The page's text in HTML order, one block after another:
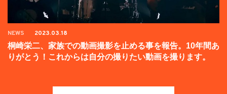
NEWS 2023.03.18
桐崎栄二、家族での動画撮影を止める事を報告。10年間あ
りがとう！これからは自分の撮りたい動画を撮ります。